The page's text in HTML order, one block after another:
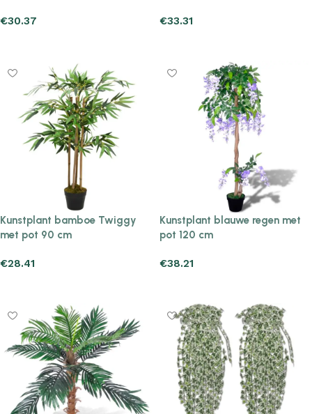
€30.37 €33.31
Kunstplant bamboe Twiggy
met pot 90 cm
€28.41
Kunstplant blauwe regen met
pot 120 cm
€38.21